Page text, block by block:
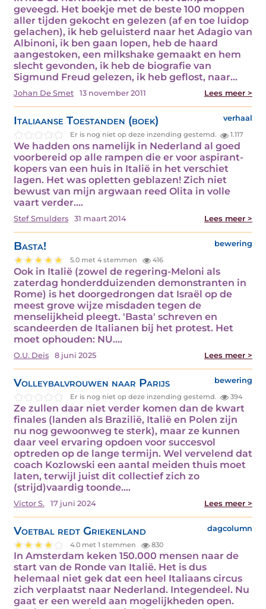
geveegd. Het boekje met de beste 100 moppen
aller tijden gekocht en gelezen (af en toe luidop
gelachen), ik heb geluisterd naar het Adagio van
Albinoni, ik ben gaan lopen, heb de haard
aangestoken, een milkshake gemaakt en hem
slecht gevonden, ik heb de biografie van
Sigmund Freud gelezen, ik heb geflost, naar…
Johan De Smet 13 november 2011 Lees meer >
Italiaanse Toestanden (boek) verhaal
Er is nog niet op deze inzending gestemd. 1.117
We hadden ons namelijk in Nederland al goed
voorbereid op alle rampen die er voor aspirant-
kopers van een huis in Italië in het verschiet
lagen. Het was opletten geblazen! Zich niet
bewust van mijn argwaan reed Olita in volle
vaart verder.…
Stef Smulders 31 maart 2014 Lees meer >
Basta! bewering
5.0 met 4 stemmen 416
Ook in Italië (zowel de regering-Meloni als
zaterdag honderdduizenden demonstranten in
Rome) is het doorgedrongen dat Israël op de
meest grove wijze misdaden tegen de
menselijkheid pleegt. 'Basta' schreven en
scandeerden de Italianen bij het protest. Het
moet ophouden: NU.…
O.U. Deis 8 juni 2025 Lees meer >
Volleybalvrouwen naar Parijs bewering
Er is nog niet op deze inzending gestemd. 394
Ze zullen daar niet verder komen dan de kwart
finales (landen als Brazilië, Italië en Polen zijn
nu nog gewoonweg te sterk), maar ze kunnen
daar veel ervaring opdoen voor succesvol
optreden op de lange termijn. Wel vervelend dat
coach Kozlowski een aantal meiden thuis moet
laten, terwijl juist dit collectief zich zo
(strijd)vaardig toonde.…
Victor S. 17 juni 2024 Lees meer >
Voetbal redt Griekenland dagcolumn
4.0 met 1 stemmen 830
In Amsterdam keken 150.000 mensen naar de
start van de Ronde van Italië. Het is dus
helemaal niet gek dat een heel Italiaans circus
zich verplaatst naar Nederland. Integendeel. Nu
gaat er een wereld aan mogelijkheden open.